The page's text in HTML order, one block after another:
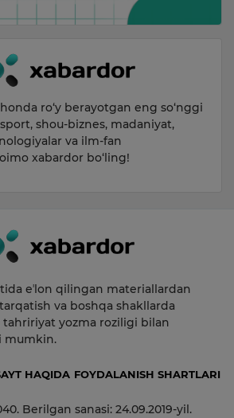
ro‘y berayotgan eng so‘nggi
shou-biznes, madaniyat,
va ilm-fan
xabardor bo‘ling!
eʼlon qilingan materiallardan
va boshqa shakllarda
yozma roziligi bilan
mumkin.
HAQIDA FOYDALANISH SHARTLARI
Berilgan sanasi: 24.09.2019-yil.